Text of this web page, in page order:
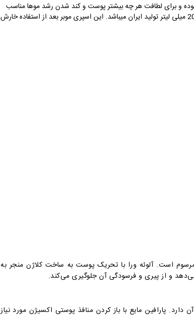
از بين ميبرد. همچنین خوشبو و معطر بوده و برای لطافت هر چه بيشتر پوست و کند شدن رشد موها مناسب
میلی لیتر تولید ایران میباشد. این اسپری موبر بعد از استفاده خارش
است. آلوئه ورا با تحریک پوست به ساخت کلاژن منجر به
و از پیری و فرسودگی آن جلوگیری می‌کند.
پارافین مایع با باز کردن منافذ پوستی اکسیژن مورد نیاز